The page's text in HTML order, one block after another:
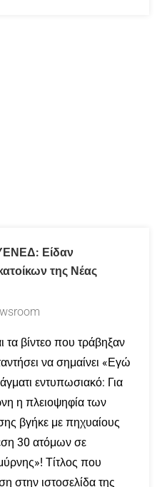
Είδαν
της Νέας
βίντεο που τράβηξαν
να σημαίνει «Εγώ
εντυπωσιακό: Για
η πλειοψηφία των
βγήκε με πηχυαίους
30 ατόμων σε
Τίτλος που
στην ιστοσελίδα της